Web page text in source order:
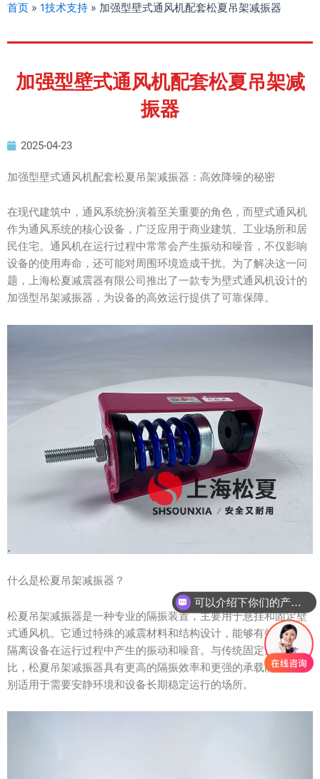
首页 » 1技术支持 » 加强型壁式通风机配套松夏吊架减振器
加强型壁式通风机配套松夏吊架减
振器
2025-04-23
加强型壁式通风机配套松夏吊架减振器：高效降噪的秘密
在现代建筑中，通风系统扮演着至关重要的角色，而壁式通风机
作为通风系统的核心设备，广泛应用于商业建筑、工业场所和居
民住宅。通风机在运行过程中常常会产生振动和噪音，不仅影响
设备的使用寿命，还可能对周围环境造成干扰。为了解决这一问
题，上海松夏减震器有限公司推出了一款专为壁式通风机设计的
加强型吊架减振器，为设备的高效运行提供了可靠保障。
什么是松夏吊架减振器？
松夏吊架减振器是一种专业的隔振装置，主要用于悬挂和固定壁
式通风机。它通过特殊的减震材料和结构设计，能够有效吸收和
隔离设备在运行过程中产生的振动和噪音。与传统固定方式相
比，松夏吊架减振器具有更高的隔振效率和更强的承载能力，特
别适用于需要安静环境和设备长期稳定运行的场所。
可以介绍下你们的产品么？